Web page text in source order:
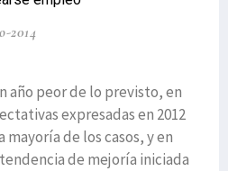
2014
año peor de lo previsto, en
expresadas en 2012
de los casos, y en
de mejoría iniciada